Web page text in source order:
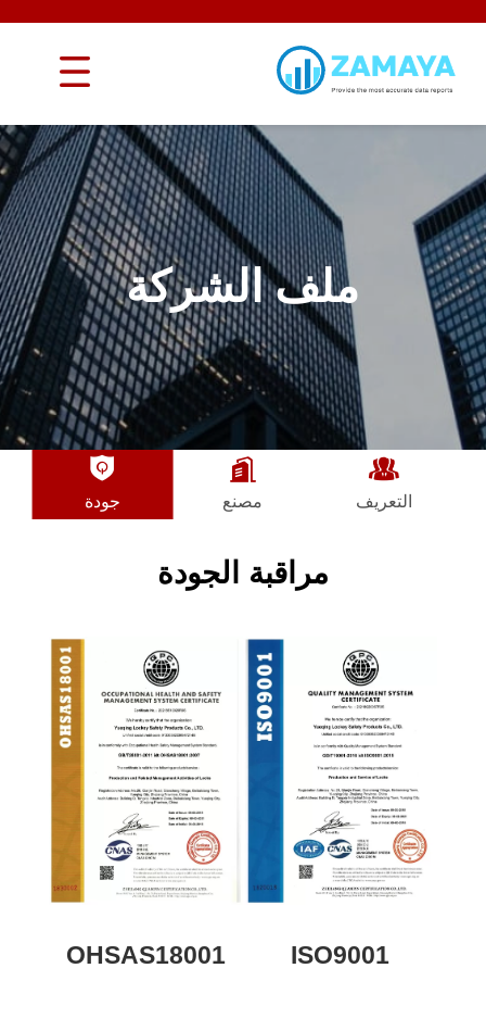
ملف الشركة
التعريف مصنع جودة
مراقبة الجودة
ISO9001
OHSAS18001